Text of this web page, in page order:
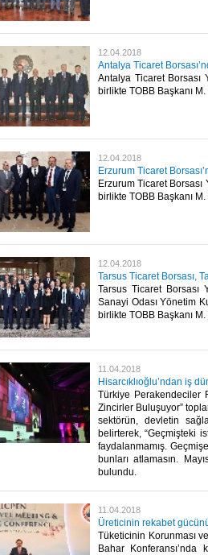
12.04.2018
Antalya Ticaret
Antalya Ticaret Borsası
birlikte TOBB Başkanı
12.04.2018
Erzurum Ticaret
Erzurum Ticaret
birlikte TOBB Başkanı
12.04.2018
Tarsus Ticaret Borsası,
Tarsus Ticaret Borsası
Sanayi Odası Yönetim
birlikte TOBB Başkanı
11.04.2018
Hisarcıklıoğlu’ndan iş
Türkiye Perakendeciler
Zincirler Buluşuyor”
sektörün, devletin
belirterek, “Geçmişteki
faydalanmamış.
bunları atlamasın.
bulundu.​
11.04.2018
Üreticinin rekabet gücünü
Tüketicinin Korunması
Bahar Konferansı’nda